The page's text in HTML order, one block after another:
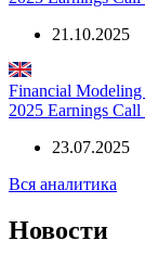
21.10.2025
Financial
2025 Earnings Call
23.07.2025
Вся аналитика
Новости